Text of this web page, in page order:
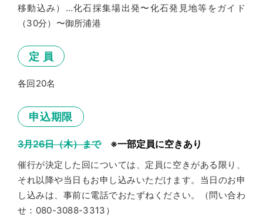
してください。（寄贈者は今後の観覧料が免除
されます）
⸻
キャンセルポリシー
解 除 期 日／取 消 料
旅行開始日の前日から起算してさかのぼって
20日目〜8日目／旅行代金の20％
7日目〜2日目／旅行代金の30％
旅行開始日の前日／旅行代金の40％
旅行開始日当日／旅行代金の50％
旅行開始後または無連絡不参加／旅行代金の
移動込み）…化石採集場出発〜化石発見地等をガイド
（30分）〜御所浦港
定 員
各回20名
申込期限
3月26日（木）まで ※一部定員に空きあり
催行が決定した回については、定員に空きがある限り、
それ以降や当日もお申し込みいただけます。当日のお申
し込みは、事前に電話でおたずねください。（問い合わ
せ：080-3088-3313）